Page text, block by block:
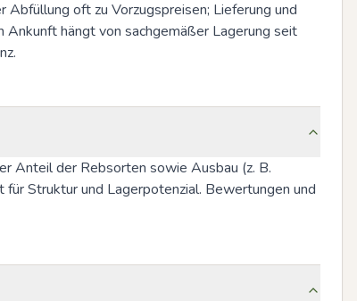
oft zu Vorzugspreisen; Lieferung und
hängt von sachgemäßer Lagerung seit
Anteil der Rebsorten sowie Ausbau (z. B.
für Struktur und Lagerpotenzial. Bewertungen und